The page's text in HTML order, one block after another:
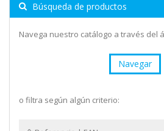
Búsqueda de productos
Navega nuestro catálogo a través del
Navegar
o filtra según algún criterio: